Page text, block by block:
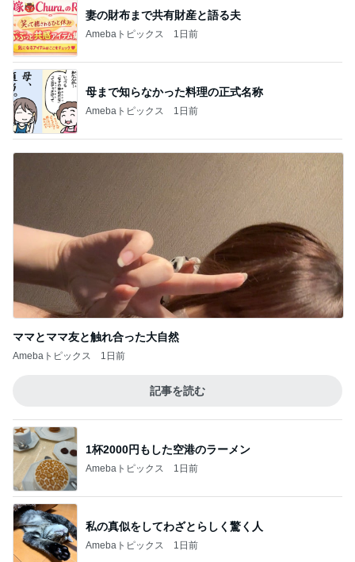
妻の財布まで共有財産と語る夫
Amebaトピックス 1日前
母まで知らなかった料理の正式名称
Amebaトピックス 1日前
ママとママ友と触れ合った大自然
Amebaトピックス 1日前
記事を読む
1杯2000円もした空港のラーメン
Amebaトピックス 1日前
私の真似をしてわざとらしく驚く人
Amebaトピックス 1日前